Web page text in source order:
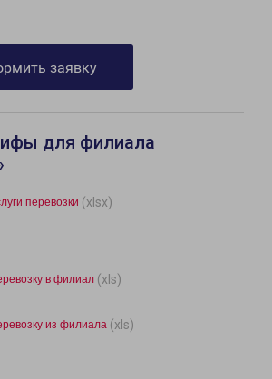
заявку
для филиала
перевозки (xlsx)
в филиал (xls)
из филиала (xls)